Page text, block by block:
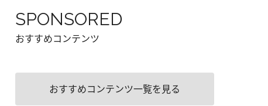
SPONSORED
おすすめコンテンツ
おすすめコンテンツ一覧を見る